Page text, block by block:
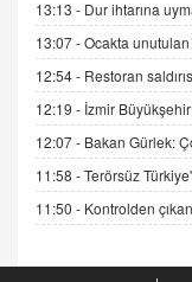
Gerçek
AV.
13:13 - Dur ihtarına
13:07 -Ocakta
12:54 - Restoran
12:19 - İzmir
12:07 - Bakan Gürlek:
11:58 -Terörsüz
11:50 - Kontrolden